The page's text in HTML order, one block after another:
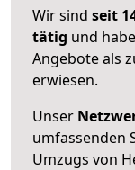
Wir sind seit
tätig und
Angebote als
erwiesen.
Unser
umfassenden
Umzugs von